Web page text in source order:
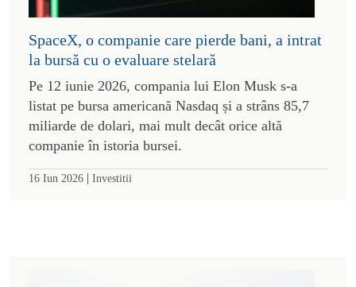
SpaceX, o companie care pierde bani, a intrat
la bursă cu o evaluare stelară
Pe 12 iunie 2026, compania lui Elon Musk s-a
listat pe bursa americană Nasdaq și a strâns 85,7
miliarde de dolari, mai mult decât orice altă
companie în istoria bursei.
16 Iun 2026 | Investitii